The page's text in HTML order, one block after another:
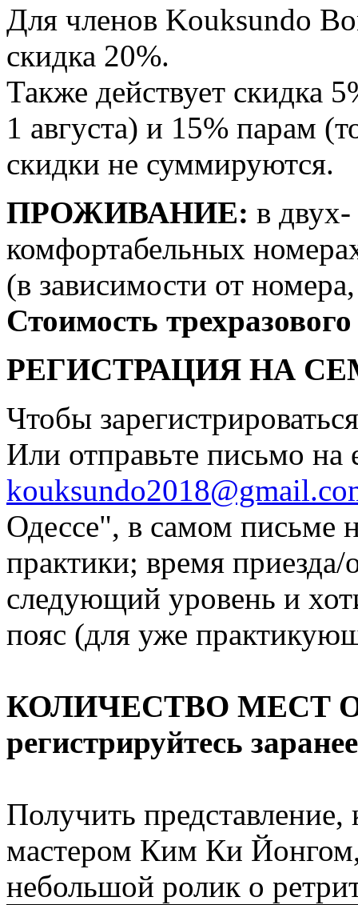
Для членов Kouksundo
скидка 20%.
Также действует скидка
1 августа) и 15% парам
скидки не суммируются.
ПРОЖИВАНИЕ: в
комфортабельных
(в зависимости от
Стоимость
РЕГИСТРАЦИЯ НА
Чтобы
Или отправьте письмо на
Одессе", в самом письме
практики; время приезда/
следующий уровень и
пояс (для уже
КОЛИЧЕСТВО МЕСТ
регистрируйтесь
Получить
мастером Ким Ки
небольшой ролик о